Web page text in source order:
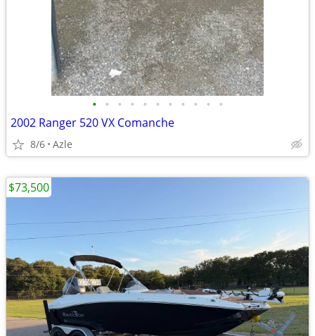
• • • • • • • • • • •
2002 Ranger 520 VX Comanche
8/6 Azle
$73,500